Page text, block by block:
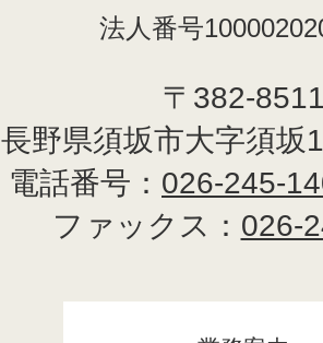
法人番号
〒382-
長野県須坂市大字須坂
電話番号： 026-245-
ファックス： 026-